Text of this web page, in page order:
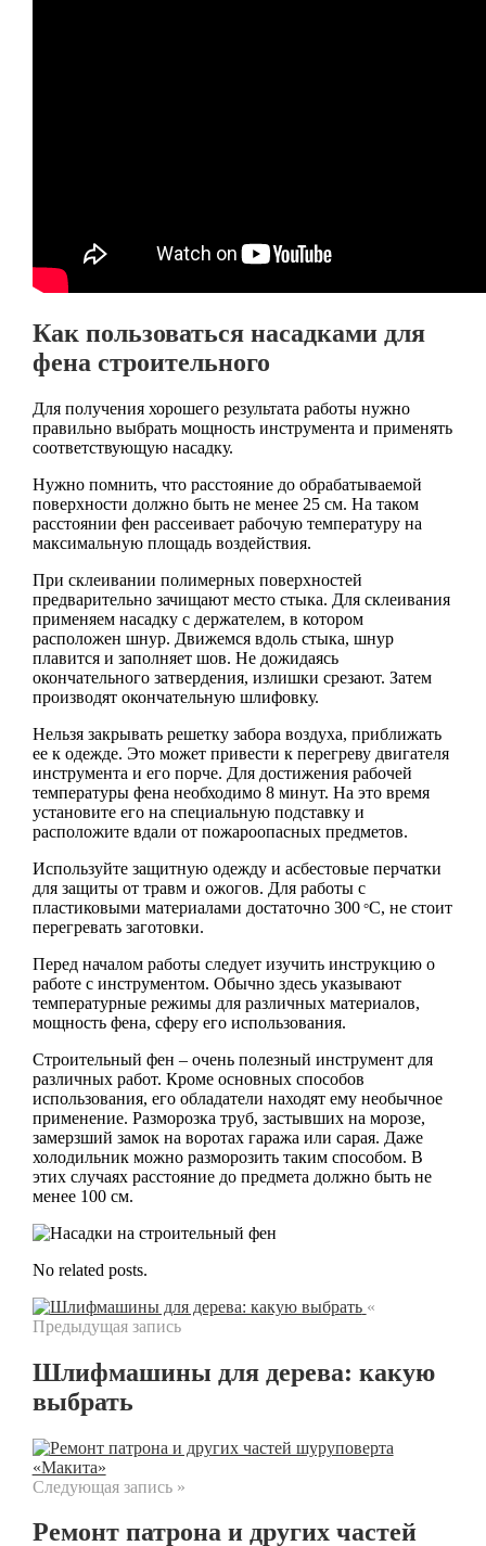
Как пользоваться насадками для
фена строительного
Для получения хорошего результата работы нужно
правильно выбрать мощность инструмента и применять
соответствующую насадку.
Нужно помнить, что расстояние до обрабатываемой
поверхности должно быть не менее 25 см. На таком
расстоянии фен рассеивает рабочую температуру на
максимальную площадь воздействия.
При склеивании полимерных поверхностей
предварительно зачищают место стыка. Для склеивания
применяем насадку с держателем, в котором
расположен шнур. Движемся вдоль стыка, шнур
плавится и заполняет шов. Не дожидаясь
окончательного затвердения, излишки срезают. Затем
производят окончательную шлифовку.
Нельзя закрывать решетку забора воздуха, приближать
ее к одежде. Это может привести к перегреву двигателя
инструмента и его порче. Для достижения рабочей
температуры фена необходимо 8 минут. На это время
установите его на специальную подставку и
расположите вдали от пожароопасных предметов.
Используйте защитную одежду и асбестовые перчатки
для защиты от травм и ожогов. Для работы с
пластиковыми материалами достаточно 300°C, не стоит
перегревать заготовки.
Перед началом работы следует изучить инструкцию о
работе с инструментом. Обычно здесь указывают
температурные режимы для различных материалов,
мощность фена, сферу его использования.
Строительный фен – очень полезный инструмент для
различных работ. Кроме основных способов
использования, его обладатели находят ему необычное
применение. Разморозка труб, застывших на морозе,
замерзший замок на воротах гаража или сарая. Даже
холодильник можно разморозить таким способом. В
этих случаях расстояние до предмета должно быть не
менее 100 см.
No related posts.
«
Предыдущая запись
Шлифмашины для дерева: какую
выбрать
Следующая запись »
Ремонт патрона и других частей